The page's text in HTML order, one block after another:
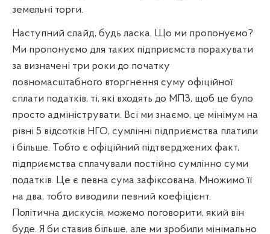
земельні торги.
Наступний слайд, будь ласка. Що ми пропонуємо?
Ми пропонуємо для таких підприємств порахувати
за визначені три роки до початку
повномасштабного вторгнення суму офіційної
сплати податків, ті, які входять до МПЗ, щоб це було
просто адмініструвати. Всі ми знаємо, це мінімум на
рівні 5 відсотків НГО, сумлінні підприємства платили
і більше. Тобто є офіційний підтверджених факт,
підприємства сплачували постійно сумлінно суми
податків. Це є певна сума зафіксована. Множимо її
на два, тобто виводили певний коефіцієнт.
Політична дискусія, можемо поговорити, який він
буде. Я би ставив більше, але ми зробили мінімально